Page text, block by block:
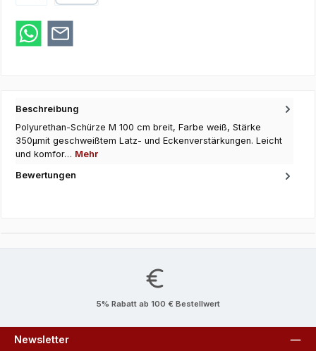
Beschreibung
Polyurethan-Schürze M 100 cm breit, Farbe weiß, Stärke
350µmit geschweißtem Latz- und Eckenverstärkungen. Leicht
und komfor… Mehr
Bewertungen
5% Rabatt ab 100 € Bestellwert
Newsletter